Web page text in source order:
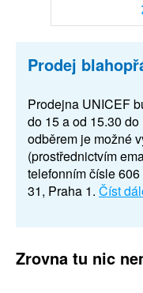
Prodej
Prodejna UNICEF
do 15 a od 15.30
odběrem je možné
(prostřednictvím
telefonním čísle
31, Praha 1. Číst
Zrovna tu nic